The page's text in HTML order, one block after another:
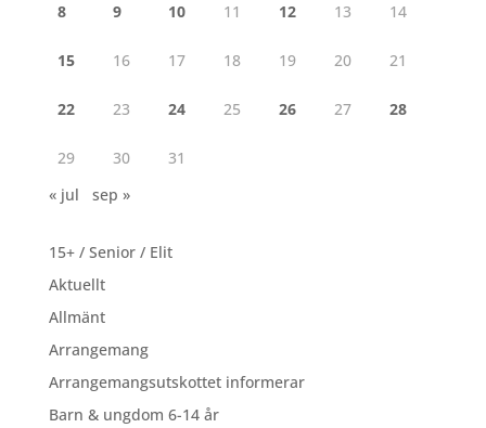
8 9 10 11 12 13 14
15 16 17 18 19 20 21
22 23 24 25 26 27 28
29 30
31
« jul
sep »
15+ / Senior / Elit
Aktuellt
Allmänt
Arrangemang
Arrangemangsutskottet informerar
Barn & ungdom 6-14 år